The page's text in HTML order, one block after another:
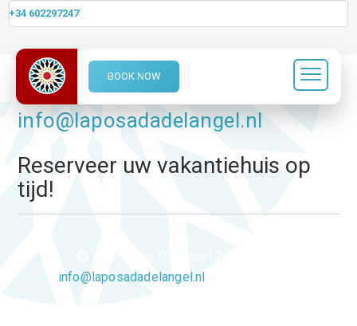
+34 602297247
BOOK NOW
Author Archives:
info@laposadadelangel.nl
Reserveer uw vakantiehuis op
tijd!
info@laposadadelangel.nl